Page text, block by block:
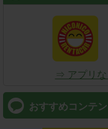
⇒ アプリな
おすすめコンテ